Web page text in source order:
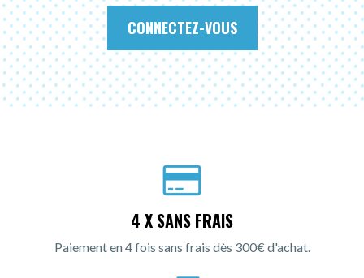
CONNECTEZ-VOUS
4 X SANS FRAIS
Paiement en 4 fois sans frais dès 300€ d'achat.